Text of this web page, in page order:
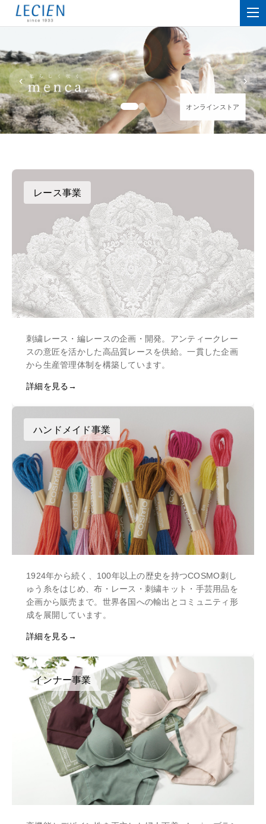
オンラインストア
オンラインストア
‹ ›
レース事業
刺繍レース・編レースの企画・開発。アンティークレー
スの意匠を活かした高品質レースを供給。一貫した企画
から生産管理体制を構築しています。
詳細を見る
ハンドメイド事業
1924年から続く、100年以上の歴史を持つCOSMO刺し
ゅう糸をはじめ、布・レース・刺繍キット・手芸用品を
企画から販売まで。世界各国への輸出とコミュニティ形
成を展開しています。
詳細を見る
インナー事業